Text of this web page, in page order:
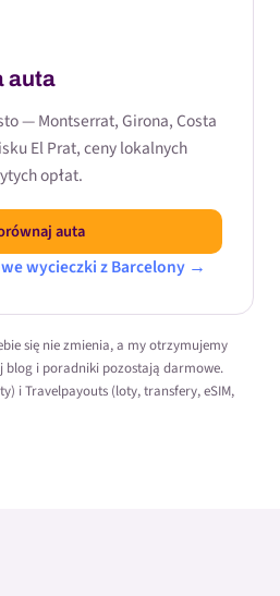
auta
— Montserrat, Girona, Costa
El Prat, ceny lokalnych
opłat.
auta
wycieczki z Barcelony →
się nie zmienia, a my otrzymujemy
blog i poradniki pozostają darmowe.
i Travelpayouts (loty, transfery, eSIM,